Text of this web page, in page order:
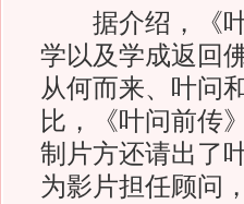
据介绍，《叶
学以及学成返回
从何而来、叶问
比，《叶问前传
制片方还请出了
为影片担任顾问